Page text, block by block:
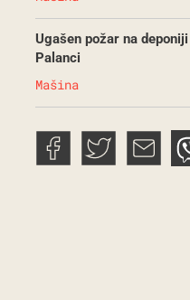
Ugašen požar na
Palanci
Mašina